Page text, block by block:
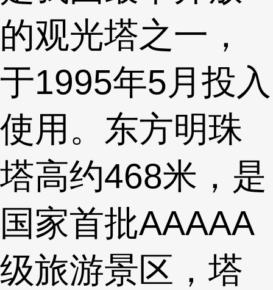
的观光塔之一，
于1995年5月投入
使用。东方明珠
塔高约468米，是
国家首批AAAAA
级旅游景区，塔